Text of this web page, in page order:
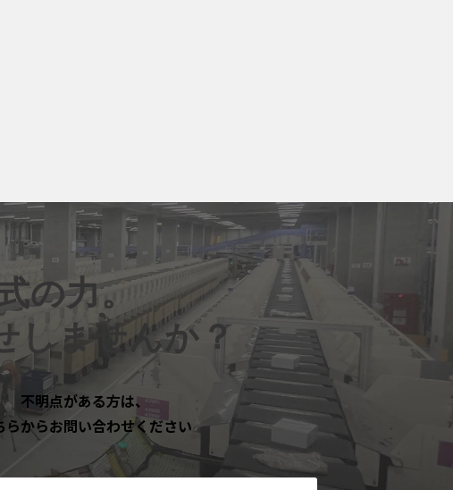
の力。
しませんか？
不明点がある方は、
らからお問い合わせください